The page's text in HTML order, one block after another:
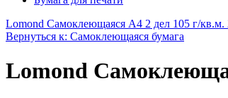
Lomond Самоклеющаяся А4 2 дел 105 г/кв.м.
Вернуться к: Самоклеющаяся бумага
Lomond